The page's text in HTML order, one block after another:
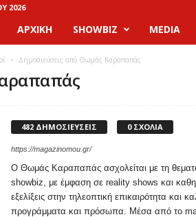
2026
g
ΑΡΧΙΚΉ SHOWBIZ MEDIA
Δημοσιεύσεις από Θωμάς Καραπαπάς
482 ΔΗΜΟΣΙΕΥΣΕΙΣ 0 ΣΧΟΛΙΑ
https://magazinomou.gr/
Ο Θωμάς Καραπαπάς ασχολείται με τη
showbiz, με έμφαση σε reality shows και
εξελίξεις στην τηλεοπτική επικαιρότητα
προγράμματα και πρόσωπα. Μέσα από το